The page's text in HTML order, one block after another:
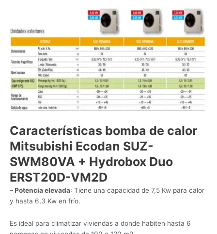
Características bomba de calor
Mitsubishi Ecodan SUZ-
SWM80VA + Hydrobox Duo
ERST20D-VM2D
– Potencia elevada: Tiene una capacidad de 7,5 Kw para calor
y hasta 6,3 Kw en frío.
Es ideal para climatizar viviendas a donde habiten hasta 6